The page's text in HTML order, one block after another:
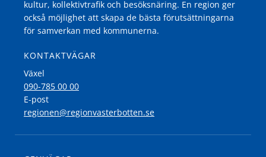
kultur, kollektivtrafik och besöksnäring. En region ger
också möjlighet att skapa de bästa förutsättningarna
för samverkan med kommunerna.
KONTAKTVÄGAR
Växel
090-785 00 00
E-post
regionen@regionvasterbotten.se